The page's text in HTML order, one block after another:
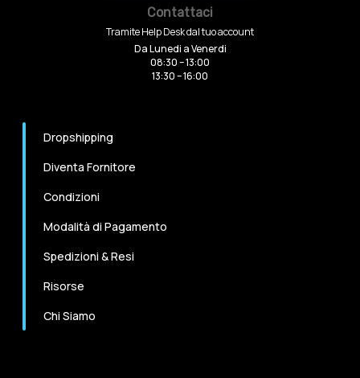
Contattaci
Tramite Help Desk dal tuo account
Da Lunedi a Venerdi
08:30 – 13:00
13:30 – 16:00
Dropshipping
Diventa Fornitore
Condizioni
Modalità di Pagamento
Spedizioni & Resi
Risorse
Chi Siamo